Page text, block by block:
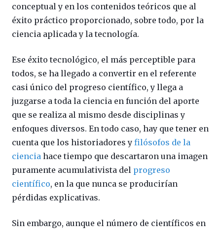
conceptual y en los contenidos teóricos que al
éxito práctico proporcionado, sobre todo, por la
ciencia aplicada y la tecnología.
Ese éxito tecnológico, el más perceptible para
todos, se ha llegado a convertir en el referente
casi único del progreso científico, y llega a
juzgarse a toda la ciencia en función del aporte
que se realiza al mismo desde disciplinas y
enfoques diversos. En todo caso, hay que tener en
cuenta que los historiadores y filósofos de la
ciencia hace tiempo que descartaron una imagen
puramente acumulativista del progreso
científico, en la que nunca se producirían
pérdidas explicativas.
Sin embargo, aunque el número de científicos en